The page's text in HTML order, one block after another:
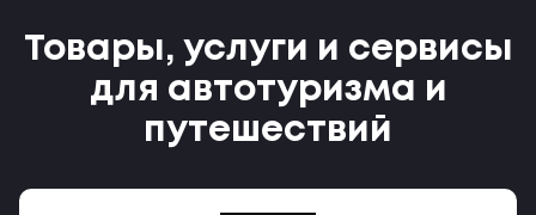
Товары, услуги и сервисы
для автотуризма и
путешествий